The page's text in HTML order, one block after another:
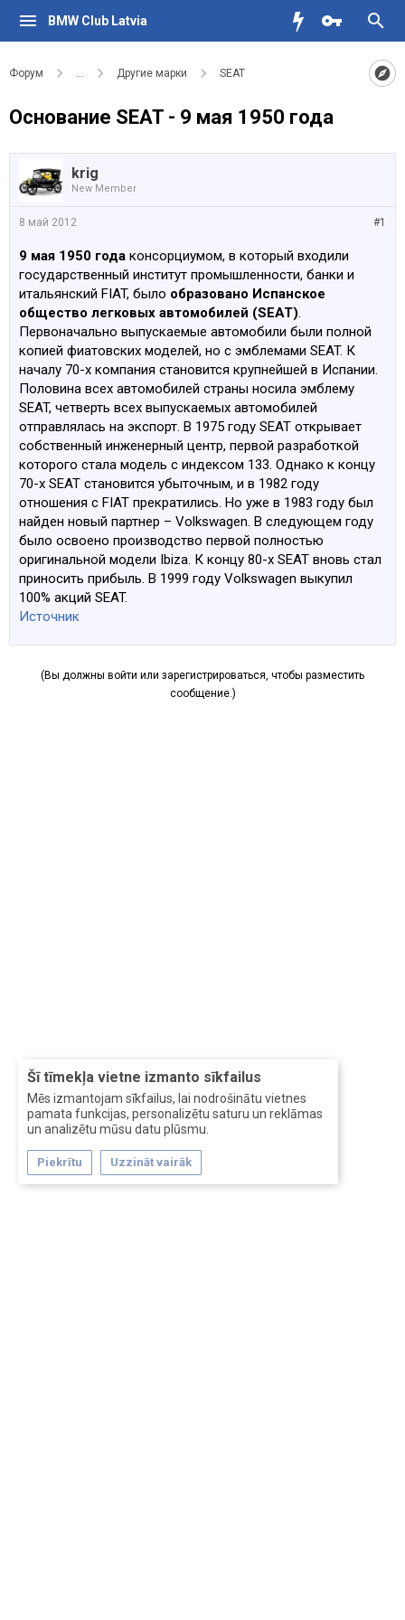
BMW Club Latvia
Форум ... Другие марки SEAT
Šī tīmekļa vietne izmanto sīkfailus
Mēs izmantojam sīkfailus, lai nodrošinātu vietnes
pamata funkcijas, personalizētu saturu un reklāmas
un analizētu mūsu datu plūsmu.
Piekrītu Uzzināt vairāk
Основание SEAT - 9 мая 1950 года
krig
New Member
#1
8 май 2012
9 мая 1950 года консорциумом, в который входили
государственный институт промышленности, банки и
итальянский FIAT, было образовано Испанское
общество легковых автомобилей (SEAT).
Первоначально выпускаемые автомобили были полной
копией фиатовских моделей, но с эмблемами SEAT. К
началу 70-х компания становится крупнейшей в Испании.
Половина всех автомобилей страны носила эмблему
SEAT, четверть всех выпускаемых автомобилей
отправлялась на экспорт. В 1975 году SEAT открывает
собственный инженерный центр, первой разработкой
которого стала модель с индексом 133. Однако к концу
70-х SEAT становится убыточным, и в 1982 году
отношения с FIAT прекратились. Но уже в 1983 году был
найден новый партнер – Volkswagen. В следующем году
было освоено производство первой полностью
оригинальной модели Ibiza. К концу 80-х SEAT вновь стал
приносить прибыль. В 1999 году Volkswagen выкупил
100% акций SEAT.
Источник
(Вы должны войти или зарегистрироваться, чтобы разместить
сообщение.)